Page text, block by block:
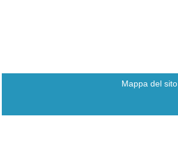
Mappa del sito